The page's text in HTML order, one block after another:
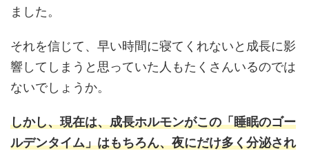
ました。
それを信じて、早い時間に寝てくれないと成長に影
響してしまうと思っていた人もたくさんいるのでは
ないでしょうか。
しかし、現在は、成長ホルモンがこの「睡眠のゴー
ルデンタイム」はもちろん、夜にだけ多く分泌され